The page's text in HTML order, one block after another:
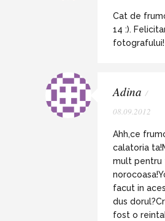
Cat de
14 :).
fotografului!
Adina /
08.09.2012
Ahh,ce
calatoria
mult pentru
facut in
dus
fost o